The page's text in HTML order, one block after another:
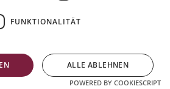
kreative Weise an einer
beteiligen
zum ersten Mal teilnimmst
aktiv bist.
FUNKTIONALITÄT
ALLE ABLEHNEN
POWERED BY COOKIESCRIPT